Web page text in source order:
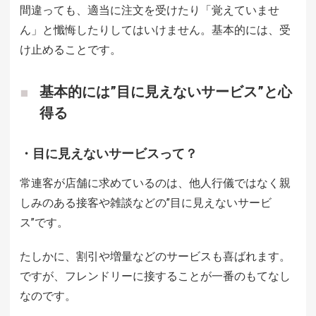
間違っても、適当に注文を受けたり「覚えていませ
ん」と懺悔したりしてはいけません。基本的には、受
け止めることです。
基本的には”目に見えないサービス”と心
得る
・目に見えないサービスって？
常連客が店舗に求めているのは、他人行儀ではなく親
しみのある接客や雑談などの”目に見えないサービ
ス”です。
たしかに、割引や増量などのサービスも喜ばれます。
ですが、フレンドリーに接することが一番のもてなし
なのです。